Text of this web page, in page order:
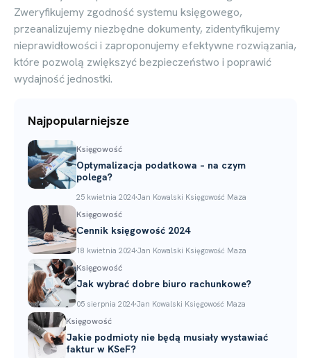
Zweryfikujemy zgodność systemu księgowego,
przeanalizujemy niezbędne dokumenty, zidentyfikujemy
nieprawidłowości i zaproponujemy efektywne rozwiązania,
które pozwolą zwiększyć bezpieczeństwo i poprawić
wydajność jednostki.
Najpopularniejsze
Księgowość
Optymalizacja podatkowa – na czym
polega?
25 kwietnia 2024.Jan Kowalski Księgowość Maza
Księgowość
Cennik księgowość 2024
18 kwietnia 2024.Jan Kowalski Księgowość Maza
Księgowość
Jak wybrać dobre biuro rachunkowe?
05 sierpnia 2024.Jan Kowalski Księgowość Maza
Księgowość
Jakie podmioty nie będą musiały wystawiać
faktur w KSeF?